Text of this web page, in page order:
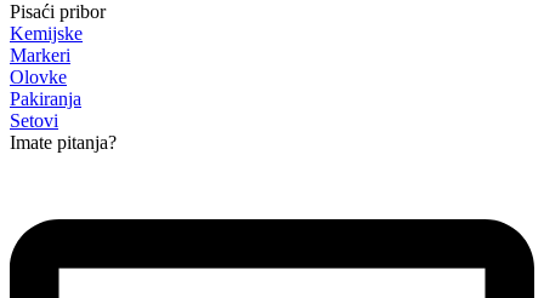
Pisaći pribor
Kemijske
Markeri
Olovke
Pakiranja
Setovi
Imate pitanja?